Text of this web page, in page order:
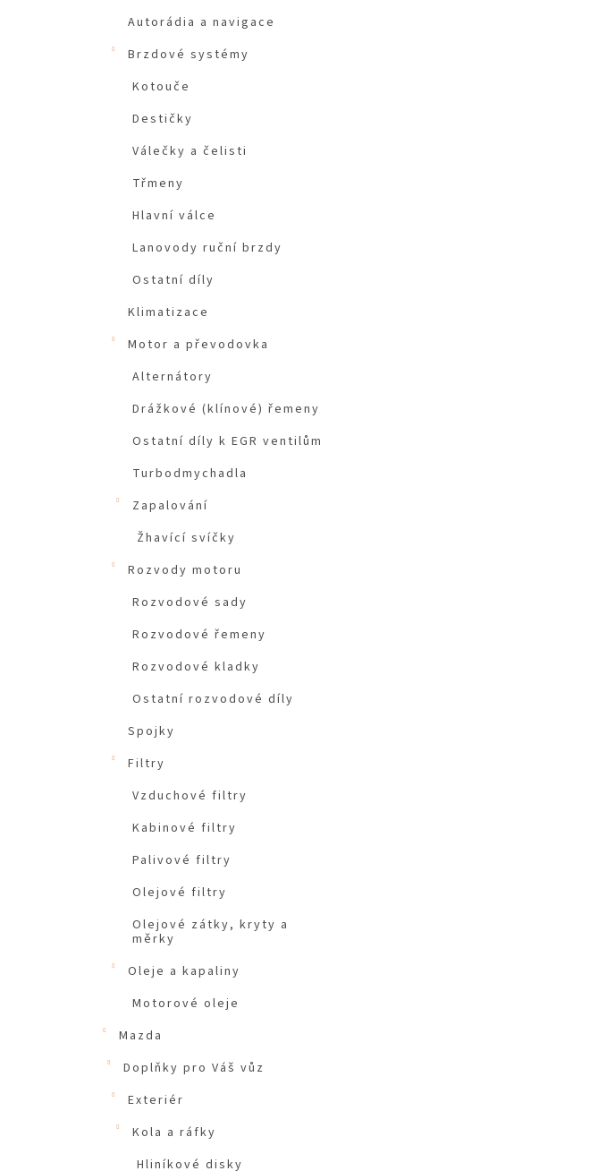
Autorádia a navigace
Brzdové systémy
Kotouče
Destičky
Válečky a čelisti
Třmeny
Hlavní válce
Lanovody ruční brzdy
Ostatní díly
Klimatizace
Motor a převodovka
Alternátory
Drážkové (klínové) řemeny
Ostatní díly k EGR ventilům
Turbodmychadla
Zapalování
Žhavící svíčky
Rozvody motoru
Rozvodové sady
Rozvodové řemeny
Rozvodové kladky
Ostatní rozvodové díly
Spojky
Filtry
Vzduchové filtry
Kabinové filtry
Palivové filtry
Olejové filtry
Olejové zátky, kryty a
měrky
Oleje a kapaliny
Motorové oleje
Mazda
Doplňky pro Váš vůz
Exteriér
Kola a ráfky
Hliníkové disky